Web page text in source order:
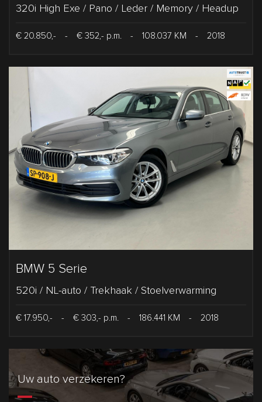
320i High Exe / Pano / Leder / Memory / Headup
€ 20.850,- - € 352,- p.m. - 108.037 KM - 2018
BMW 5 Serie
520i / NL-auto / Trekhaak / Stoelverwarming
€ 17.950,- - € 303,- p.m. - 186.441 KM - 2018
Uw auto verzekeren?